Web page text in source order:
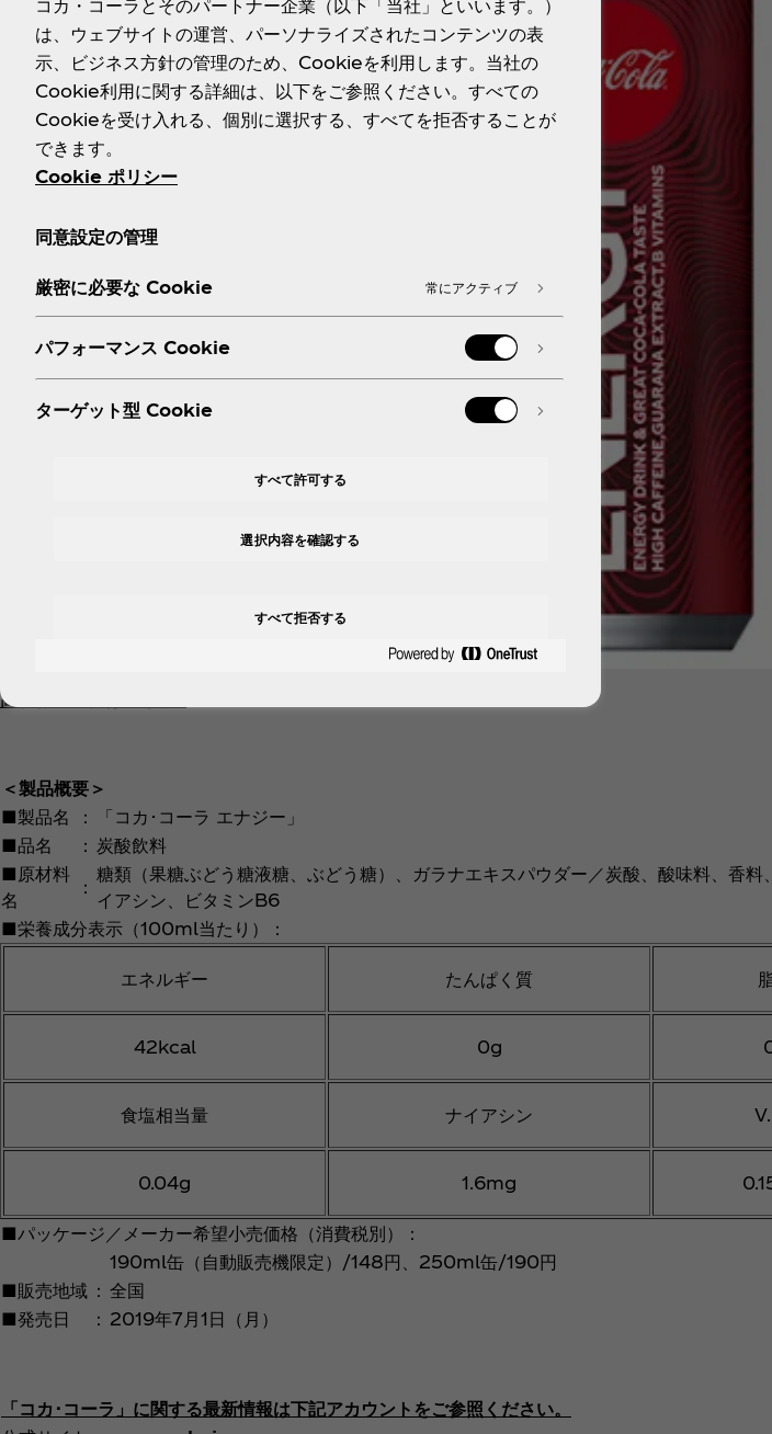
高解像度画像はこちら↗︎
＜製品概要＞
■製品名
：
「コカ･コーラ エナジー」
■品名
： 炭酸飲料
■原材料
名
：
糖類（果糖ぶどう糖液糖、ぶどう糖）、ガラナエキスパウダー／炭酸、酸味料、香
イアシン、ビタミンB6
■栄養成分表示（100ml当たり）：
エネルギー たんぱく質
42kcal 0g
食塩相当量 ナイアシン
0.04g 1.6mg
■パッケージ／メーカー希望小売価格（消費税別）：
190ml缶（自動販売機限定）/148円、250ml缶/190円
■販売地域 ： 全国
■発売日
： 2019年7月1日（月）
「コカ･コーラ」に関する最新情報は下記アカウントをご参照ください。
コカ・コーラとそのパートナー企業（以下「当社」といいます。）
は、ウェブサイトの運営、パーソナライズされたコンテンツの表
示、ビジネス方針の管理のため、Cookieを利用します。当社の
Cookie利用に関する詳細は、以下をご参照ください。すべての
Cookieを受け入れる、個別に選択する、すべてを拒否することが
できます。
Cookie ポリシー
同意設定の管理
厳密に必要な Cookie 常にアクティブ
パフォーマンス Cookie
ターゲット型 Cookie
すべて許可する
すべて拒否する
選択内容を確認する